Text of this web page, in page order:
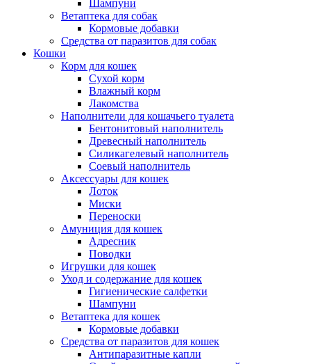
Шампуни
Ветаптека для собак
Кормовые добавки
Средства от паразитов для собак
Кошки
Корм для кошек
Сухой корм
Влажный корм
Лакомства
Наполнители для кошачьего туалета
Бентонитовый наполнитель
Древесный наполнитель
Силикагелевый наполнитель
Соевый наполнитель
Аксессуары для кошек
Лоток
Миски
Переноски
Амуниция для кошек
Адресник
Поводки
Игрушки для кошек
Уход и содержание для кошек
Гигиенические салфетки
Шампуни
Ветаптека для кошек
Кормовые добавки
Средства от паразитов для кошек
Антипаразитные капли